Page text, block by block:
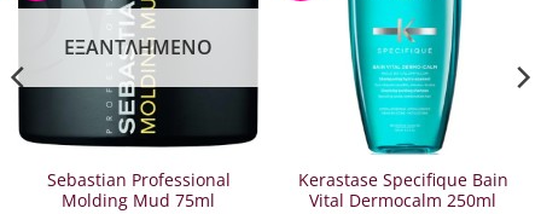
ΕΞΑΝΤΛΗΜΈΝΟ
Sebastian Professional
Molding Mud 75ml
Kerastase Specifique Bain
Vital Dermocalm 250ml